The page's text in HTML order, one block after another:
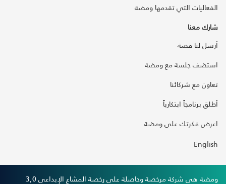
الفعاليات التي تقدمها ومضة
شارك معنا
أرسل لنا قصة
استضف جلسة مع ومضة
تعاون مع شركائنا
أطلق برنامجاً ابتكارياً
اعرض فكرتك على ومضة
English
ومضة هي شركة مرخصة وحاصلة على رخصة المشاع الإبداعي 3,0